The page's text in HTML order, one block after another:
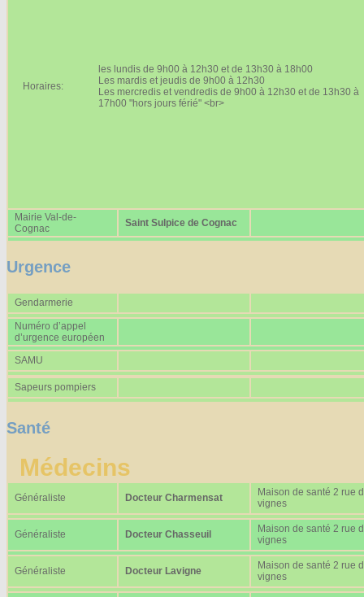
Horaires:
les lundis de 9h00 à 12h30 et de 13h30 à 18h00
Les mardis et jeudis de 9h00 à 12h30
Les mercredis et vendredis de 9h00 à 12h30 et de 13h30 à
17h00 "hors jours férié" <br>
Mairie Val-de-
Cognac
Saint Sulpice de Cognac
Urgence
Gendarmerie
Numéro d’appel
d’urgence européen
SAMU
Sapeurs pompiers
Santé
Médecins
Généraliste Docteur Charmensat
Maison de santé 2 rue
vignes
Généraliste Docteur Chasseuil
Maison de santé 2 rue
vignes
Généraliste Docteur Lavigne
Maison de santé 2 rue
vignes